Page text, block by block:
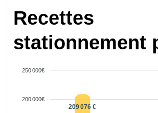
Recettes
stationnement
250 000€
200 000€
209 076 €